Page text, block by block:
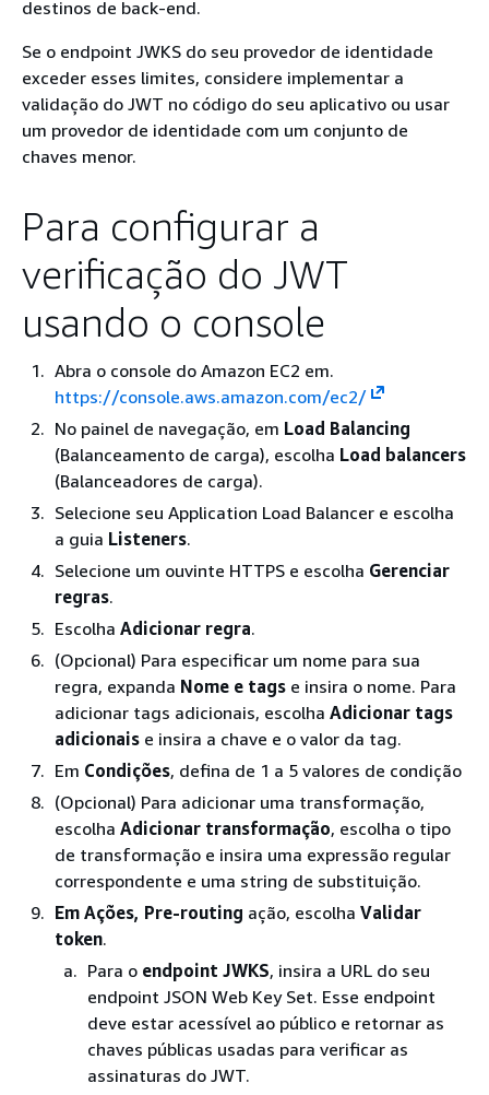
destinos de back-end.
Se o endpoint JWKS do seu provedor de identidade
exceder esses limites, considere implementar a
validação do JWT no código do seu aplicativo ou usar
um provedor de identidade com um conjunto de
chaves menor.
Para configurar a
verificação do JWT
usando o console
Abra o console do Amazon EC2 em.
https://console.aws.amazon.com/ec2/
No painel de navegação, em Load Balancing
(Balanceamento de carga), escolha Load balancers
(Balanceadores de carga).
Selecione seu Application Load Balancer e escolha
a guia Listeners.
Selecione um ouvinte HTTPS e escolha Gerenciar
regras.
Escolha Adicionar regra.
(Opcional) Para especificar um nome para sua
regra, expanda Nome e tags e insira o nome. Para
adicionar tags adicionais, escolha Adicionar tags
adicionais e insira a chave e o valor da tag.
Em Condições, defina de 1 a 5 valores de condição
(Opcional) Para adicionar uma transformação,
escolha Adicionar transformação, escolha o tipo
de transformação e insira uma expressão regular
correspondente e uma string de substituição.
Em Ações, Pre-routing ação, escolha Validar
token.
Para o endpoint JWKS, insira a URL do seu
endpoint JSON Web Key Set. Esse endpoint
deve estar acessível ao público e retornar as
chaves públicas usadas para verificar as
assinaturas do JWT.